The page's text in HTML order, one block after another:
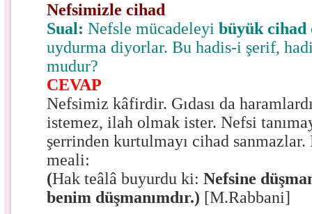
Nefsimizle cihad
Sual:Nefsle mücadeleyibüyük cihad
uydurma diyorlar. Bu hadis-i şerif,
mudur?
CEVAP
Nefsimiz kâfirdir. Gıdası da
istemez, ilah olmak ister. Nefsi
şerrinden kurtulmayı cihad
meali:
(Hak teâlâ buyurdu ki: Nefsine
benim düşmanımdır.) [M.Rabbani]